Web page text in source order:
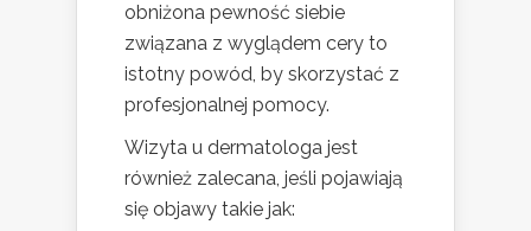
obniżona pewność siebie
związana z wyglądem cery to
istotny powód, by skorzystać z
profesjonalnej pomocy.
Wizyta u dermatologa jest
również zalecana, jeśli pojawiają
się objawy takie jak: